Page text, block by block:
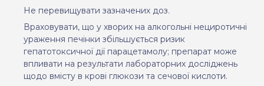
Не перевищувати зазначених доз.
Враховувати, що у хворих на алкогольні нециротичні
ураження печінки збільшується ризик
гепатотоксичної дії парацетамолу; препарат може
впливати на результати лабораторних досліджень
щодо вмісту в крові глюкози та сечової кислоти.